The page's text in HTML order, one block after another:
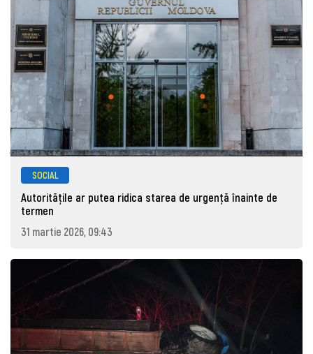
SOCIAL
Autoritățile ar putea ridica starea de urgență înainte de
termen
31 martie 2026, 09:43